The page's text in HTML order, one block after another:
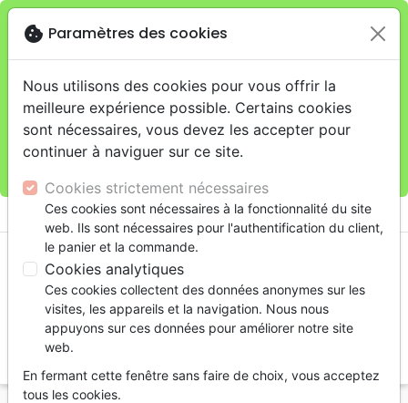
Je veux retirer ma commande au 11 rue de Rive,
Genèveclose
warningCette boutique en ligne est limitée au retrait en
magasin.
Pour les livraisons à domicile, veuillez passer vos
commandes sur la boutique La Maison de la Bible
shopping_cart
cookie Paramètres des cookies
Nous utilisons des cookies pour vous offrir la
meilleure expérience possible. Certains cookies
sont nécessaires, vous devez les accepter pour
continuer à naviguer sur ce site.
Cookies strictement nécessaires
Ces cookies sont nécessaires à la fonctionnalité du site
web. Ils sont nécessaires pour l'authentification du client,
le panier et la commande.
Cookies analytiques
Ces cookies collectent des données anonymes sur les
visites, les appareils et la navigation. Nous nous
appuyons sur ces données pour améliorer notre site
web.
En fermant cette fenêtre sans faire de choix, vous acceptez
tous les cookies.